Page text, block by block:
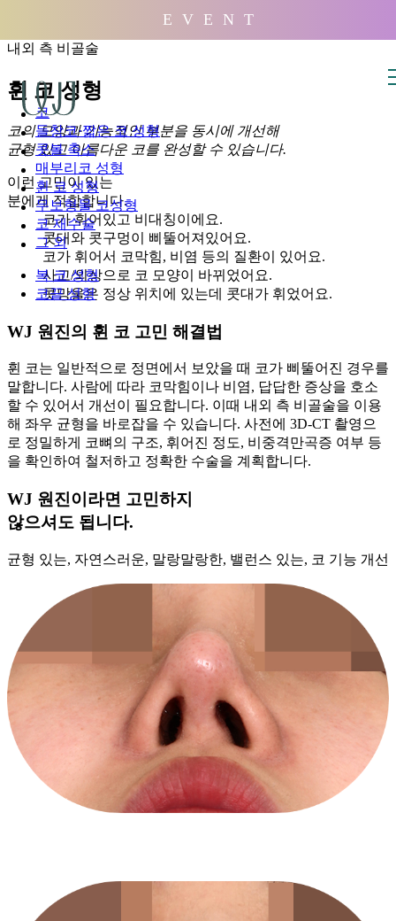
코
들창코·짧은 코 성형
콧볼 축소
매부리코 성형
휜 코 성형
무보형물 코성형
코 재수술
그 외
복 코 성형
코끝 성형
내외 측 비골술
휜 코 성형
코의 모양과 기능적인 부분을 동시에 개선해
균형 있고 아름다운 코를 완성할 수 있습니다.
이런 고민이 있는
분에게 적합합니다.
코가 휘어있고 비대칭이에요.
콧대와 콧구멍이 삐뚤어져있어요.
코가 휘어서 코막힘, 비염 등의 질환이 있어요.
사고/외상으로 코 모양이 바뀌었어요.
콧망울은 정상 위치에 있는데 콧대가 휘었어요.
WJ 원진의 휜 코 고민 해결법
휜 코는 일반적으로 정면에서 보았을 때 코가 삐뚤어진 경우를
말합니다. 사람에 따라 코막힘이나 비염, 답답한 증상을 호소
할 수 있어서 개선이 필요합니다. 이때 내외 측 비골술을 이용
해 좌우 균형을 바로잡을 수 있습니다. 사전에 3D-CT 촬영으
로 정밀하게 코뼈의 구조, 휘어진 정도, 비중격만곡증 여부 등
을 확인하여 철저하고 정확한 수술을 계획합니다.
WJ 원진이라면 고민하지
않으셔도 됩니다.
균형 있는, 자연스러운, 말랑말랑한, 밸런스 있는, 코 기능 개선
E V E N T